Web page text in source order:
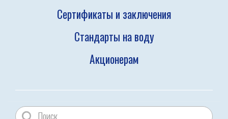
Сертификаты и заключения
Стандарты на воду
Акционерам